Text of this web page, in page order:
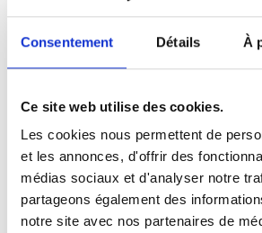
Consentement Détails À
Ce site web utilise des cookies.
Les cookies nous permettent de
et les annonces, d'offrir des
médias sociaux et d'analyser notre
partageons également des
notre site avec nos partenaires de
Précédent
Ouvrez le menu déroulant sur la gauche et
produit qui vous intéresse. Remarque :
n’y a pas de vidéo.
Intégration de vidéo
Sous chaque vidéo se trouve un code que